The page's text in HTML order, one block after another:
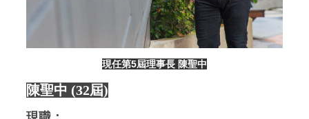
現任第5屆理事長 陳聖中
陳聖中 (32屆)